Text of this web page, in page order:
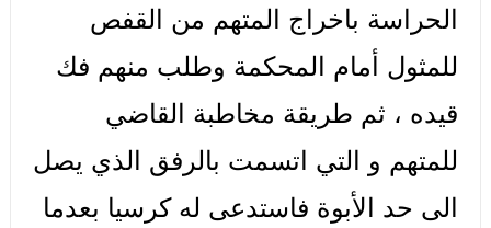
الحراسة باخراج المتهم من القفص
للمثول أمام المحكمة وطلب منهم فك
قيده ، ثم طريقة مخاطبة القاضي
للمتهم و التي اتسمت بالرفق الذي يصل
الى حد الأبوة فاستدعى له كرسيا بعدما